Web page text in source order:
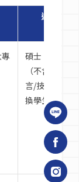
適用課程
碩士、博士學
（不含學士、
言/技職課程
換學生）